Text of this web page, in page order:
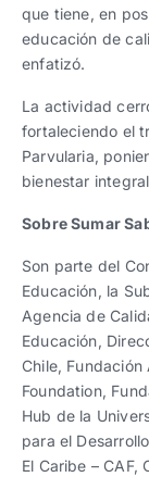
que tiene, en
educación de
enfatizó.
La actividad
fortaleciendo el
Parvularia,
bienestar
Sobre Sumar
Son parte del
Educación, la
Agencia de
Educación,
Chile,
Foundation,
Hub de la
para el
El Caribe – CAF,